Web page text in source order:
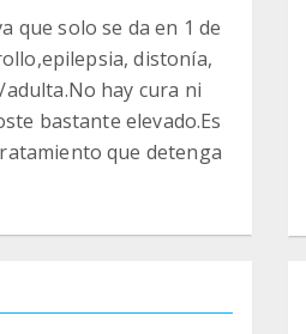
que solo se da en 1 de
distonía,
hay cura ni
bastante elevado.Es
que detenga